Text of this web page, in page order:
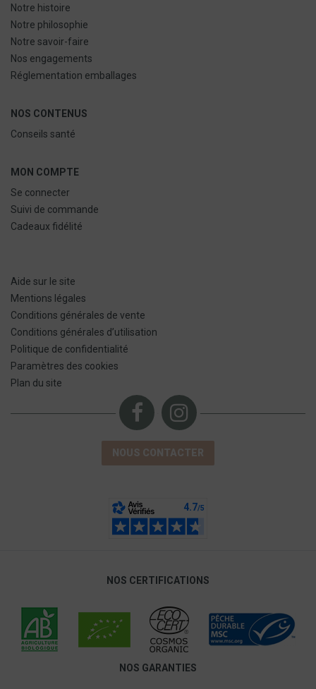
Notre histoire
Notre philosophie
Notre savoir-faire
Nos engagements
Réglementation emballages
NOS CONTENUS
Conseils santé
MON COMPTE
Se connecter
Suivi de commande
Cadeaux fidélité
Aide sur le site
Mentions légales
Conditions générales de vente
Conditions générales d’utilisation
Politique de confidentialité
Paramètres des cookies
Plan du site
NOUS CONTACTER
NOS CERTIFICATIONS
NOS GARANTIES